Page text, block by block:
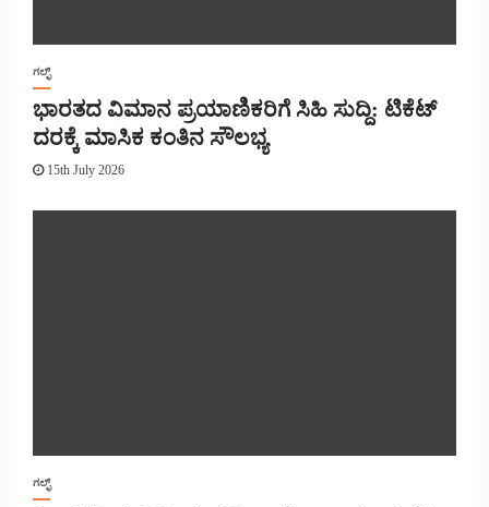
ಗಲ್ಫ್
ಭಾರತದ ವಿಮಾನ ಪ್ರಯಾಣಿಕರಿಗೆ ಸಿಹಿ ಸುದ್ದಿ: ಟಿಕೆಟ್
ದರಕ್ಕೆ ಮಾಸಿಕ ಕಂತಿನ ಸೌಲಭ್ಯ
15th July 2026
ಗಲ್ಫ್